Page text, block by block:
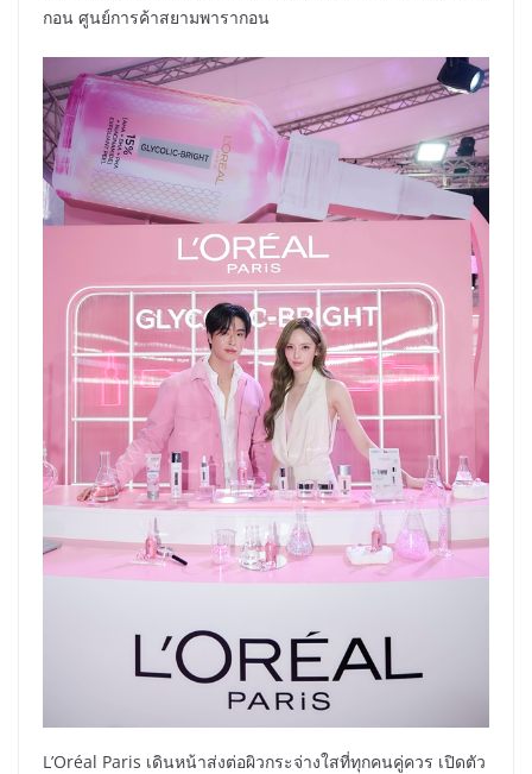
กอน ศูนย์การค้าสยามพารากอน
L’Oréal Paris เดินหน้าส่งต่อผิวกระจ่างใสที่ทุกคนคู่ควร เปิดตัว